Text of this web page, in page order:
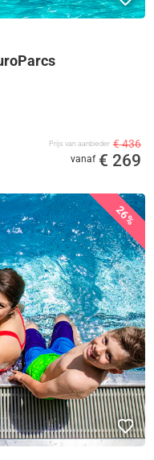
Prijs van aanbieder € 436
vanaf € 269
26%